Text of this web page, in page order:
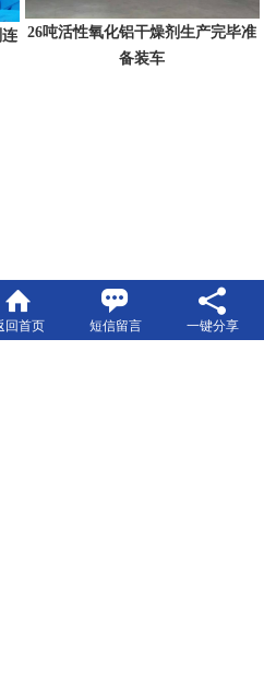
26吨活性氧化铝干燥剂生产完毕准
备装车
回首页 短信留言 一键分享